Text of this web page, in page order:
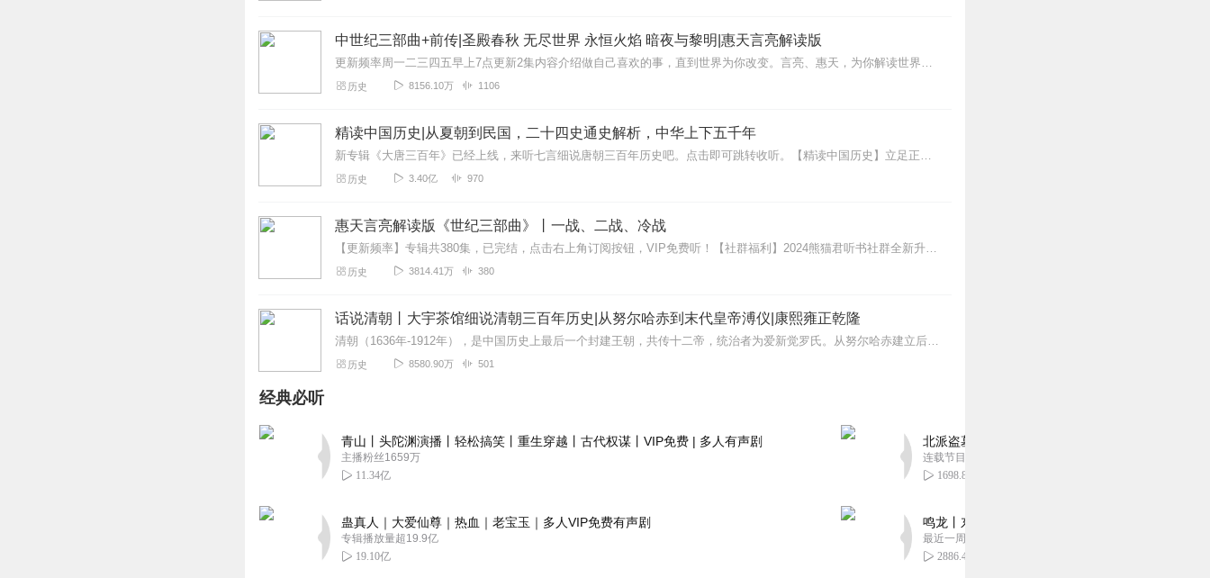
中世纪三部曲+前传|圣殿春秋 无尽世界 永恒火焰 暗夜与黎明|惠天言亮解读版
更新频率周一二三四五早上7点更新2集内容介绍做自己喜欢的事，直到世界为你改变。言亮、惠天，为你解读世界级畅销IP--肯·福莱特《中世纪三部曲》+前传《暗夜与...
历史 8156.10万 1106
精读中国历史|从夏朝到民国，二十四史通史解析，中华上下五千年
新专辑《大唐三百年》已经上线，来听七言细说唐朝三百年历史吧。点击即可跳转收听。【精读中国历史】立足正史，现代阐释。溯本清源，守正创新。比小说还精彩的正说中国历...
历史 3.40亿 970
惠天言亮解读版《世纪三部曲》丨一战、二战、冷战
【更新频率】专辑共380集，已完结，点击右上角订阅按钮，VIP免费听！【社群福利】2024熊猫君听书社群全新升级，欢迎熊猫君的粉丝听友们入群交流，更多新鲜玩法和...
历史 3814.41万 380
话说清朝丨大宇茶馆细说清朝三百年历史|从努尔哈赤到末代皇帝溥仪|康熙雍正乾隆
清朝（1636年-1912年），是中国历史上最后一个封建王朝，共传十二帝，统治者为爱新觉罗氏。从努尔哈赤建立后金起，总计296年。从皇太极改国号为清起，国祚27...
历史 8580.90万 501
经典必听
青山丨头陀渊演播丨轻松搞笑丨重生穿越丨古代权谋丨VIP免费 | 多人有声剧
主播粉丝1659万
11.34亿
蛊真人｜大爱仙尊｜热血｜老宝玉｜多人VIP免费有声剧
专辑播放量超19.9亿
19.10亿
北派盗墓笔记丨头陀渊出品丨悬疑灵异丨摸金校尉
连载节目超五百集
1698.88万
鸣龙丨东方玄幻丨紫襟团队丨轻松搞笑丨多人有声
最近一周更新
2886.43万